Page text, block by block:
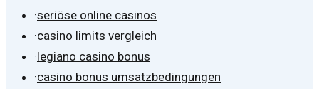
·seriöse online casinos
·casino limits vergleich
·legiano casino bonus
·casino bonus umsatzbedingungen